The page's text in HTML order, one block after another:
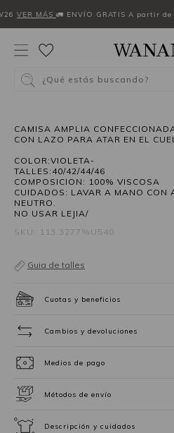
VER MÁS 🚛 ENVÍO GRATIS A partir de
¿Qué estás buscando?
CAMISA AMPLIA
CON LAZO PARA ATAR EN EL
COLOR:VIOLETA-
TALLES:40/42/44/46
COMPOSICION: 100% VISCOSA
CUIDADOS: LAVAR A MANO CON
NEUTRO.
NO USAR LEJIA/
SKU: 113.3277%U540
Guia de talles
Cuotas y beneficios
Cambios y devoluciones
Medios de pago
Métodos de envío
Descripción y cuidados